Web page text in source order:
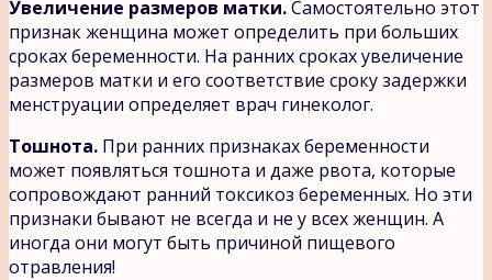
Увеличение размеров матки.Самостоятельно этот
признак женщина может определить при больших
сроках беременности. На ранних сроках увеличение
размеров матки и его соответствие сроку задержки
менструации определяет врач гинеколог.
Тошнота. При ранних признаках беременности
может появляться тошнота и даже рвота, которые
сопровождают ранний токсикоз беременных. Но эти
признаки бывают не всегда и не у всех женщин. А
иногда они могут быть причиной пищевого
отравления!